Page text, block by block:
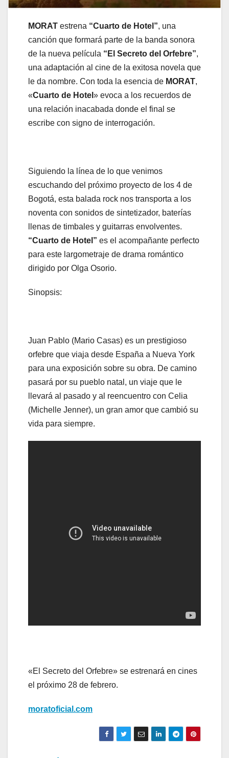
MORAT estrena “Cuarto de Hotel”, una
canción que formará parte de la banda sonora
de la nueva película “El Secreto del Orfebre”,
una adaptación al cine de la exitosa novela que
le da nombre. Con toda la esencia de MORAT,
«Cuarto de Hotel » evoca a los recuerdos de
una relación inacabada donde el final se
escribe con signo de interrogación.
Siguiendo la línea de lo que venimos
escuchando del próximo proyecto de los 4 de
Bogotá, esta balada rock nos transporta a los
noventa con sonidos de sintetizador, baterías
llenas de timbales y guitarras envolventes.
“Cuarto de Hotel” es el acompañante perfecto
para este largometraje de drama romántico
dirigido por Olga Osorio.
Sinopsis:
Juan Pablo (Mario Casas) es un prestigioso
orfebre que viaja desde España a Nueva York
para una exposición sobre su obra. De camino
pasará por su pueblo natal, un viaje que le
llevará al pasado y al reencuentro con Celia
(Michelle Jenner), un gran amor que cambió su
vida para siempre.
«El Secreto del Orfebre» se estrenará en cines
el próximo 28 de febrero.
moratoficial.com